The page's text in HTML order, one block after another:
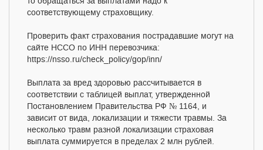
соответствующему страховщику.
Проверить факт страхования пострадавшие могут на
сайте НССО по ИНН перевозчика:
https://nsso.ru/check_policy/gop/inn/
Выплата за вред здоровью рассчитывается в
соответствии с таблицей выплат, утвержденной
Постановлением Правительства РФ № 1164, и
зависит от вида, локализации и тяжести травмы. За
несколько травм разной локализации страховая
выплата суммируется в пределах 2 млн рублей.